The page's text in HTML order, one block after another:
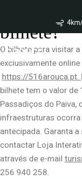
com
sistema
de
acessibilidade.
Onde
bilhete?
O bilhete para visitar
exclusivamente
https://516arouca.pt.
bilhete tem o valor
Passadiços do Paiva,
infraestruturas
antecipada. Garanta
contactar Loja
através de e-mail
256 940 258.